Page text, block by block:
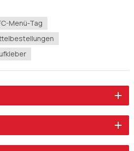
das digitale Menü direkt sehen. Es kann h...
Menü-Tag